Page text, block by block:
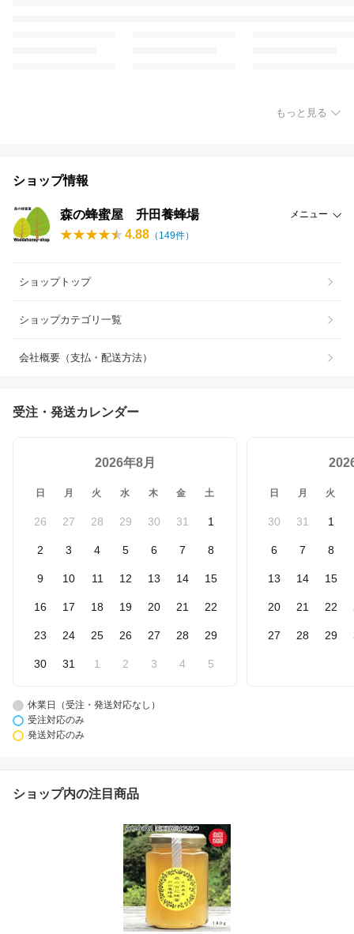
もっと見る
ショップ情報
森の蜂蜜屋 升田養蜂場 メニュー
4.88 （ 149件）
ショップトップ
ショップカテゴリ一覧
会社概要（支払・配送方法）
受注・発送カレンダー
2026年8月
日 月 火 水 木 金 土
26 27 28 29 30 31 1
2 3 4 5 6 7 8
9 10 11 12 13 14 15
16 17 18 19 20 21 22
23 24 25 26 27 28 29
30 31 1 2 3 4 5
日 月 火
30 31 1
6 7 8
13 14 15
20 21 22
27 28 29
休業日（受注・発送対応なし）
受注対応のみ
発送対応のみ
ショップ内の注目商品